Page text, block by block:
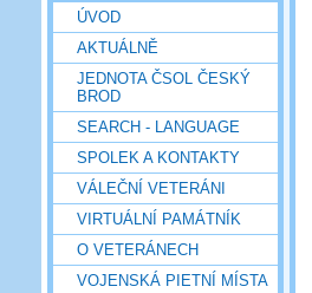
ÚVOD
AKTUÁLNĚ
JEDNOTA ČSOL ČESKÝ
BROD
SEARCH - LANGUAGE
SPOLEK A KONTAKTY
VÁLEČNÍ VETERÁNI
VIRTUÁLNÍ PAMÁTNÍK
O VETERÁNECH
VOJENSKÁ PIETNÍ MÍSTA